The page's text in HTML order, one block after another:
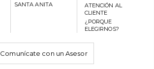
SANTA ANITA
ATENCIÓN AL
CLIENTE
¿PORQUE
ELEGIRNOS?
Comunícate con un Asesor